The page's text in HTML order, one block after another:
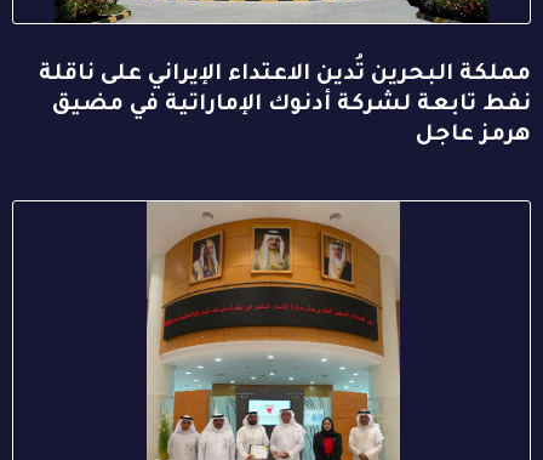
مملكة البحرين تُدين الاعتداء الإيراني على ناقلة
نفط تابعة لشركة أدنوك الإماراتية في مضيق
هرمز عاجل